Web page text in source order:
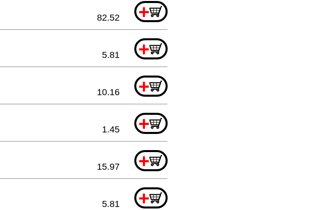
+
82.52
+
5.81
+
10.16
+
1.45
+
15.97
+
5.81